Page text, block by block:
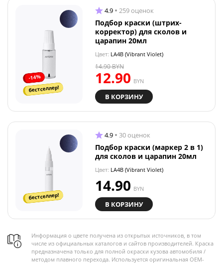
-14%
бестселлер!
4.9 259 оценок
Подбор краски (штрих-
корректор) для сколов и
царапин 20мл
Цвет: LA4B (Vibrant Violet)
12.90 BYN
14.90BYN
В КОРЗИНУ
бестселлер!
4.9 30 оценок
Подбор краски (маркер 2 в 1)
для сколов и царапин 20мл
Цвет: LA4B (Vibrant Violet)
14.90 BYN
В КОРЗИНУ
Информация о цвете получена из открытых источников, в том
числе из официальных каталогов и сайтов производителей. Краска
предназначена только для полной окраски кузова автомобиля /
методом плавного перехода. Используется оригинальная OEM-